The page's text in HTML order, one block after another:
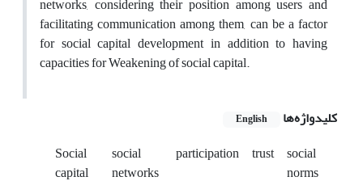
networks, considering their position among users and
facilitating communication among them, can be a factor
for social capital development in addition to having
capacities for Weakening of social capital.
کلیدواژه‌ها English
Social
capital
social
networks
participation trust social
norms